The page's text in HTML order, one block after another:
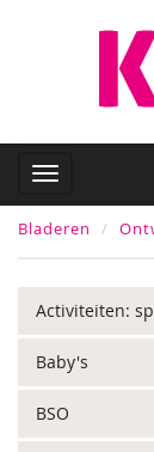
Bladeren
Activiteiten:
Baby's
BSO